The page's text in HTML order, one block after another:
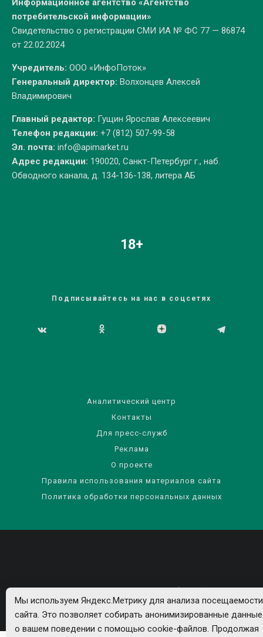
Информационное агентство «Агентство
потребительской информации»
Свидетельство о регистрации СМИ ИА № ФС 77 — 86874
от 22.02.2024
Учредитель: ООО «ИнфоПоток»
Генеральный директор: Волхонцев Алексей
Владимирович
Главный редактор: Гущин Ярослав Алексеевич
Телефон редакции: +7 (812) 507-99-58
Эл. почта: info@apimarket.ru
Адрес редакции: 190020, Санкт-Петербург г., наб.
Обводного канала, д. 134-136-138, литера АБ
18+
Подписывайтесь на нас в соцсетях
Аналитический центр
Контакты
Для пресс-служб
Реклама
О проекте
Правила использования материалов сайта
Политика обработки персональных данных
сертификаты.
Мы используем Яндекс.Метрику для анализа посещаемости
сайта. Это позволяет собирать анонимизированные данные
о вашем поведении с помощью cookie-файлов. Продолжая